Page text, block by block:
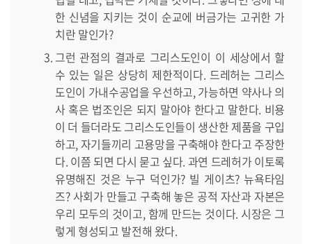
한 신념을 지키는 것이 순교에 버금가는 고귀한 가
치란 말인가?
그런 관점의 결과로 그리스도인이 이 세상에서 할
수 있는 일은 상당히 제한적이다. 드레허는 그리스
도인이 가내수공업을 우선하고, 가능하면 약사나 의
사 혹은 법조인은 되지 말아야 한다고 말한다. 비용
이 더 들더라도 그리스도인들이 생산한 제품을 구입
하고, 자기들끼리 고용망을 구축해야 한다고 주장한
다. 이쯤 되면 다시 묻고 싶다. 과연 드레허가 이토록
유명해진 것은 누구 덕인가? 빌 게이츠? 뉴욕타임
즈? 사회가 만들고 구축해 놓은 공적 자산과 자본은
우리 모두의 것이고, 함께 만드는 것이다. 시장은 그
렇게 형성되고 발전해 왔다.